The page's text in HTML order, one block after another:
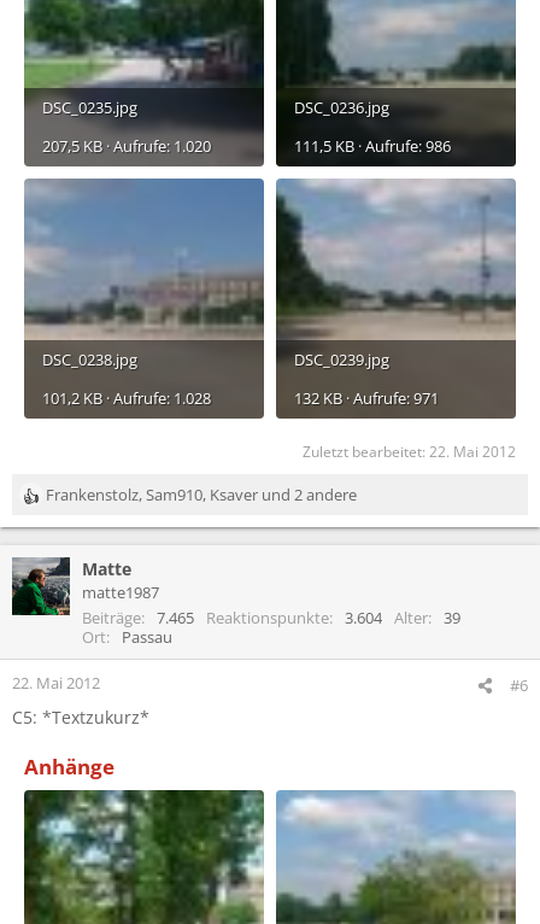
DSC_0235.jpg
207,5 KB · Aufrufe: 1.020
DSC_0236.jpg
111,5 KB · Aufrufe: 986
DSC_0238.jpg
101,2 KB · Aufrufe: 1.028
DSC_0239.jpg
132 KB · Aufrufe: 971
Zuletzt bearbeitet: 22. Mai 2012
R
e
k
t
i
n
e
:
Frankenstolz,Sam910, Ksaver und 2 andere
Matte
matte1987
Beiträge
7.465 Reaktionspunkte 3.604 Alter
39
Ort
Passau
22. Mai 2012 #6
C5: *Textzukurz*
Anhänge